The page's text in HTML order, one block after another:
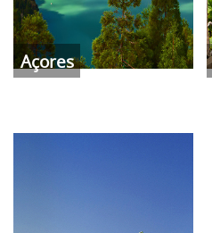
Açores